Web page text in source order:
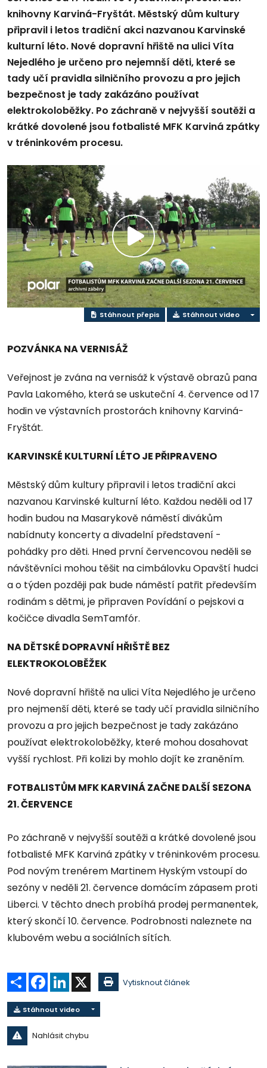
knihovny Karviná-Fryštát. Městský dům kultury
připravil i letos tradiční akci nazvanou Karvinské
kulturní léto. Nové dopravní hřiště na ulici Víta
Nejedlého je určeno pro nejemnší děti, které se
tady učí pravidla silničního provozu a pro jejich
bezpečnost je tady zakázáno používat
elektrokoloběžky. Po záchraně v nejvyšší soutěži a
krátké dovolené jsou fotbalisté MFK Karviná zpátky
v tréninkovém procesu.
Přehrát
video
Stáhnout přepis Stáhnout video
POZVÁNKA NA VERNISÁŽ
Veřejnost je zvána na vernisáž k výstavě obrazů pana
Pavla Lakomého, která se uskuteční 4. července od 17
hodin ve výstavních prostorách knihovny Karviná-
Fryštát.
KARVINSKÉ KULTURNÍ LÉTO JE PŘIPRAVENO
Městský dům kultury připravil i letos tradiční akci
nazvanou Karvinské kulturní léto. Každou neděli od 17
hodin budou na Masarykově náměstí divákům
nabídnuty koncerty a divadelní představení -
pohádky pro děti. Hned první červencovou neděli se
návštěvníci mohou těšit na cimbálovku Opavští hudci
a o týden později pak bude náměstí patřit především
rodinám s dětmi, je připraven Povídání o pejskovi a
kočičce divadla SemTamfór.
NA DĚTSKÉ DOPRAVNÍ HŘIŠTĚ BEZ
ELEKTROKOLOBĚŽEK
Nové dopravní hřiště na ulici Víta Nejedlého je určeno
pro nejmenší děti, které se tady učí pravidla silničního
provozu a pro jejich bezpečnost je tady zakázáno
používat elektrokoloběžky, které mohou dosahovat
vyšší rychlost. Při kolizi by mohlo dojít ke zraněním.
FOTBALISTŮM MFK KARVINÁ ZAČNE DALŠÍ SEZONA
21. ČERVENCE
Po záchraně v nejvyšší soutěži a krátké dovolené jsou
fotbalisté MFK Karviná zpátky v tréninkovém procesu.
Pod novým trenérem Martinem Hyským vstoupí do
sezóny v neděli 21. července domácím zápasem proti
Liberci. V těchto dnech probíhá prodej permanentek,
který skončí 10. července. Podrobnosti naleznete na
klubovém webu a sociálních sítích.
Sdílet Facebook
LinkedIn Vytisknout článek
Stáhnout video
Nahlásit chybu